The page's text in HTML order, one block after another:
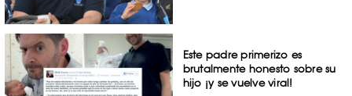
Este padre primerizo es
brutalmente honesto sobre su
hijo ¡y se vuelve viral!